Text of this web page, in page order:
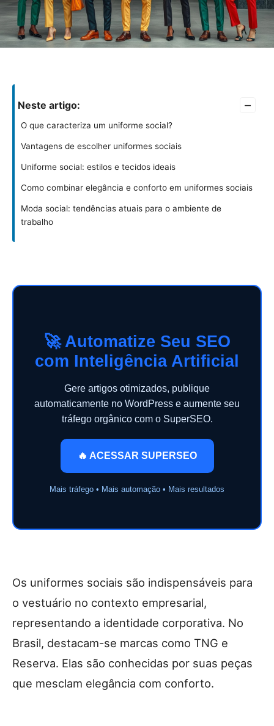
Neste artigo: –
O que caracteriza um uniforme social?
Vantagens de escolher uniformes sociais
Uniforme social: estilos e tecidos ideais
Como combinar elegância e conforto em uniformes sociais
Moda social: tendências atuais para o ambiente de
trabalho
🚀 Automatize Seu SEO
com Inteligência Artificial
Gere artigos otimizados, publique
automaticamente no WordPress e aumente seu
tráfego orgânico com o SuperSEO.
🔥 ACESSAR SUPERSEO
Mais tráfego • Mais automação • Mais resultados
Os uniformes sociais são indispensáveis para
o vestuário no contexto empresarial,
representando a identidade corporativa. No
Brasil, destacam-se marcas como TNG e
Reserva. Elas são conhecidas por suas peças
que mesclam elegância com conforto.